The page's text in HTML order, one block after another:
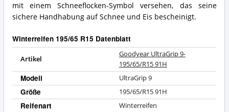
mit einem Schneeflocken-Symbol versehen, das seine
sichere Handhabung auf Schnee und Eis bescheinigt.
Winterreifen 195/65 R15 Datenblatt
Artikel
Goodyear UltraGrip 9-
195/65/R15 91H
Modell UltraGrip 9
Größe 195/65/R15 91H
Reifenart Winterreifen